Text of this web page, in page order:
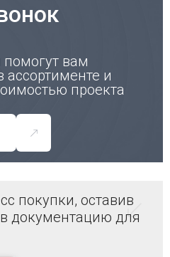
вам
ассортименте и
проекта
покупки, оставив
документацию для